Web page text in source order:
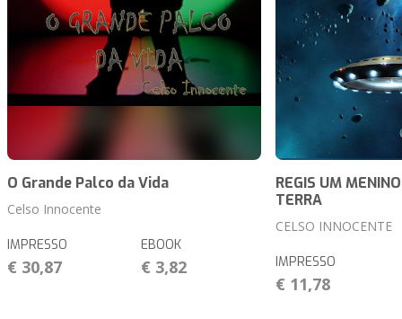
O Grande Palco da Vida
Celso Innocente
IMPRESSO
€ 30,87
EBOOK
€ 3,82
REGIS UM
TERRA
CELSO INNOCENTE
IMPRESSO
€ 11,78